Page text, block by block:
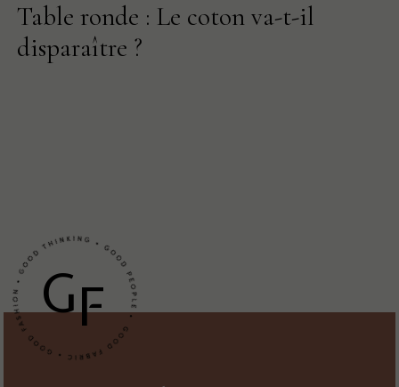
Table ronde : Le coton va-t-il
disparaître ?
GF